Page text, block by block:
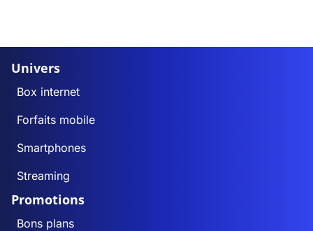
Univers
Box internet
Forfaits mobile
Smartphones
Streaming
Promotions
Bons plans